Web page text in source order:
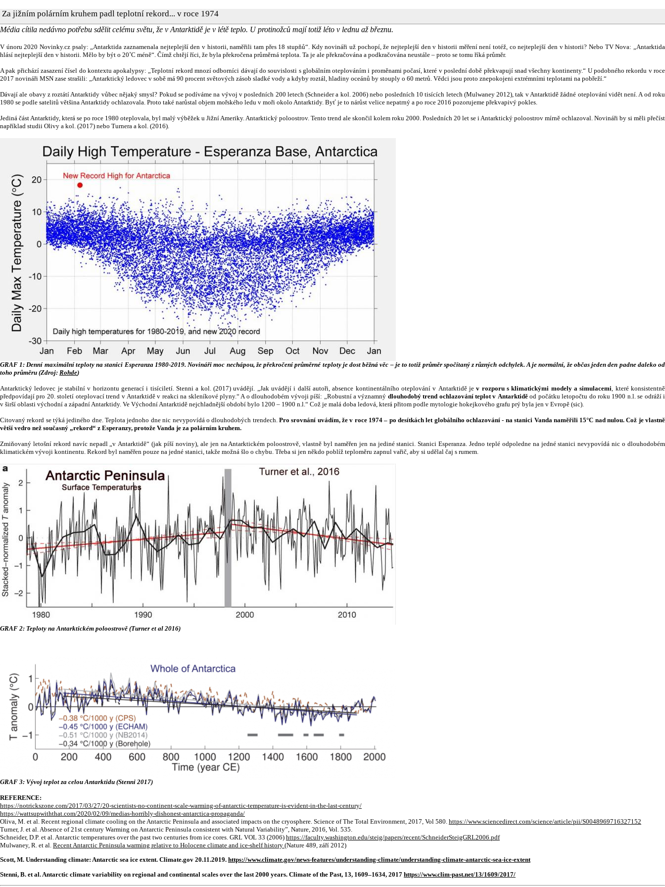
Za jižním polárním kruhem padl teplotní rekord... v roce 1974
Média cítila nedávno potřebu sdělit celému světu, že v Antarktidě je v létě teplo. U protinožců mají totiž léto v lednu až březnu.
V únoru 2020 Novinky.cz psaly: „Antarktida zaznamenala nejteplejší den v historii, naměřili tam přes 18 stupňů“. Kdy novináři už pochopí, ženejteplejší den v historii měření není totéž, co nejteplejší den v historii? Nebo TV Nova: „Antarktida
hlásí nejteplejší den v historii. Mělo by být o 20˚C méně“. Čímž chtějí říci, že byla překročena průměrná teplota. Ta je ale překračována a podkračována neustále – proto se tomu říká průměr.
A pak přichází zasazení čísel do kontextu apokalypsy: „Teplotní rekord mnozí odborníci dávají do souvislosti s globálním oteplováním i proměnami počasí, které v poslední době překvapují snad všechny kontinenty.“ U podobného rekordu v roce
2017 novináři MSN zase strašili: „Antarktický ledovec v sobě má 90 procent světových zásob sladké vody a kdyby roztál, hladiny oceánů by stouply o 60 metrů. Vědci jsou proto znepokojeni extrémními teplotami na pobřeží.“
Dávají ale obavy z roztátí Antarktidy vůbec nějaký smysl? Pokud se podíváme na vývoj v posledních 200 letech (Schneider a kol. 2006) nebo posledních 10 tisících letech (Mulwaney 2012), tak v Antarktidě žádné oteplování vidět není. A od roku
1980 se podle satelitů většina Antarktidy ochlazovala. Proto také narůstal objem mořského ledu v moři okolo Antarktidy. Byť je to nárůst velice nepatrný a po roce 2016 pozorujeme překvapivý pokles.
Jediná část Antarktidy, která se po roce 1980 oteplovala, byl malý výběžek u Jižní Ameriky. Antarktický poloostrov. Tento trend ale skončil kolem roku 2000. Posledních 20 let se i Antarktický poloostrov mírně ochlazoval. Novináři by si měli přečíst
například studii Olivy a kol. (2017) nebo Turnera a kol. (2016).
GRAF 1: Denní maximální teploty na stanici Esperanza 1980-2019. Novináři moc nechápou, že překročení průměrné teploty je dost běžná věc – je to totiž průměr spočítaný z různých odchylek. A je normální, že občas jeden den padne daleko od
toho průměru (Zdroj: Rohde)
Antarktický ledovec je stabilní v horizontu generací i tisíciletí. Stenni a kol. (2017) uvádějí. „Jak uvádějí i další autoři, absence kontinentálního oteplování v Antarktidě jev rozporu s klimatickými modely a simulacemi, které konsistentně
předpovídají pro 20. století oteplovací trend v Antarktidě v reakci na skleníkové plyny.“ A o dlouhodobém vývoji píší: „Robustní a významný dlouhodobý trend ochlazování teplot v Antarktiděod počátku letopočtu do roku 1900 n.l. se odráží i
v širší oblasti východní a západní Antarktidy. Ve Východní Antarktidě nejchladnější období bylo 1200 – 1900 n.l.“ Což je malá doba ledová, která přitom podle mytologie hokejkového grafu prý byla jen v Evropě (sic).
Citovaný rekord se týká jediného dne. Teplota jednoho dne nic nevypovídá o dlouhodobých trendech.Pro srovnání uvádím, že v roce 1974 – po desítkách let globálního ochlazování - na stanici Vanda naměřili 15°C nad nulou. Což je vlastně
větší vedro než současný „rekord“ z Esperanzy, protože Vanda je za polárním kruhem.
Zmiňovaný letošní rekord navíc nepadl „v Antarktidě“ (jak píší noviny), ale jen na Antarktickém poloostrově, vlastně byl naměřen jen na jediné stanici. Stanici Esperanza. Jedno teplé odpoledne na jedné stanici nevypovídá nic o dlouhodobém
klimatickém vývoji kontinentu. Rekord byl naměřen pouze na jedné stanici, takže možná šlo o chybu. Třeba si jen někdo poblíž teploměru zapnul vařič, aby si udělal čaj s rumem.
GRAF 2: Teploty na Antarktickém poloostrově (Turner et al 2016)
GRAF 3: Vývoj teplot za celou Antarktidu (Stenni 2017)
REFERENCE:
https://notrickszone.com/2017/03/27/20-scientists-no-continent-scale-warming-of-antarctic-temperature-is-evident-in-the-last-century/
https://wattsupwiththat.com/2020/02/09/medias-horribly-dishonest-antarctica-propaganda/
Oliva, M. et al. Recent regional climate cooling on the Antarctic Peninsula and associated impacts on the cryosphere. Science of The Total Environment, 2017, Vol 580. https://www.sciencedirect.com/science/article/pii/S0048969716327152
Turner, J. et al.Absence of 21st century Warming on Antarctic Peninsula consistent with Natural Variability”, Nature, 2016, Vol. 535.
Schneider, D.P. et al. Antarctic temperatures over the past two centuries from ice cores. GRL VOL 33 (2006) https://faculty.washington.edu/steig/papers/recent/SchneiderSteigGRL2006.pdf
Mulwaney, R. et al. Recent Antarctic Peninsula warming relative to Holocene climate and ice-shelf history (Nature 489, září 2012)
Scott, M. Understanding climate: Antarctic sea ice extent. Climate.gov 20.11.2019. https://www.climate.gov/news-features/understanding-climate/understanding-climate-antarctic-sea-ice-extent
Stenni, B. et al. Antarctic climate variability on regional and continental scales over the last 2000 years. Climate of the Past, 13, 1609–1634, 2017 https://www.clim-past.net/13/1609/2017/